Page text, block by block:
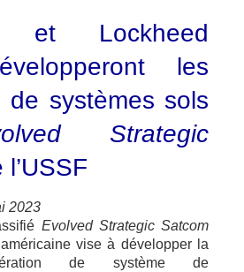
et Lockheed
les
de systèmes sols
Strategic
l’USSF
2023
Evolved Strategic Satcom
vise à développer la
de système de